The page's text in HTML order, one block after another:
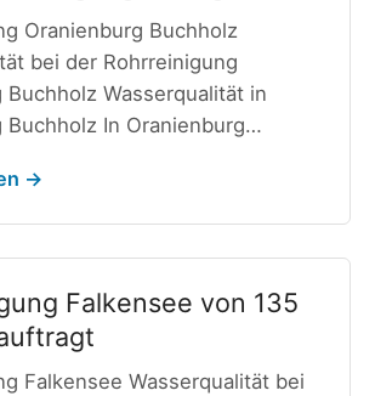
Oranienburg Buchholz
bei der Rohrreinigung
Buchholz Wasserqualität in
Buchholz In Oranienburg…
→
Falkensee von 135
Falkensee Wasserqualität bei